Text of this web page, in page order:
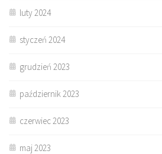
luty 2024
styczeń 2024
grudzień 2023
październik 2023
czerwiec 2023
maj 2023